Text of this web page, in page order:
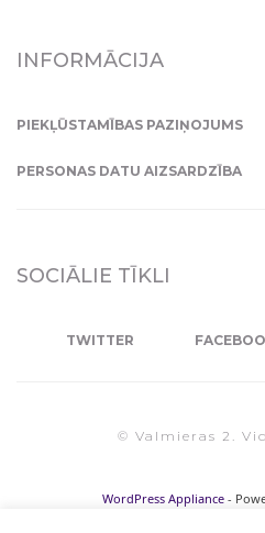
INFORMĀCIJA
PIEKĻŪSTAMĪBAS PAZIŅOJUMS
PERSONAS DATU AIZSARDZĪBA
SOCIĀLIE TĪKLI
TWITTER
© Valmieras 2.
WordPress Appliance -